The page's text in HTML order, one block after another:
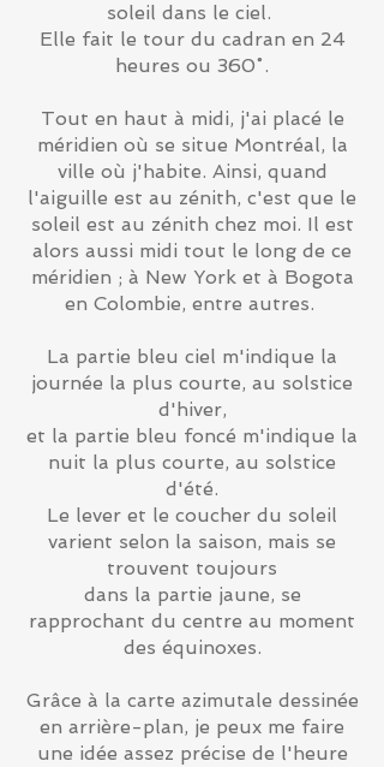
soleil dans le ciel.
Elle fait le tour du cadran en 24
heures ou 360˚.
Tout en haut à midi, j'ai placé le
méridien où se situe Montréal, la
ville où j'habite. Ainsi, quand
l'aiguille est au zénith, c'est que le
soleil est au zénith chez moi. Il est
alors aussi midi tout le long de ce
méridien ; à New York et à Bogota
en Colombie, entre autres.
La partie bleu ciel m'indique la
journée la plus courte, au solstice
d'hiver,
et la partie bleu foncé m'indique la
nuit la plus courte, au solstice
d'été.
Le lever et le coucher du soleil
varient selon la saison, mais se
trouvent toujours
dans la partie jaune, se
rapprochant du centre au moment
des équinoxes.
Grâce à la carte azimutale dessinée
en arrière-plan, je peux me faire
une idée assez précise de l'heure